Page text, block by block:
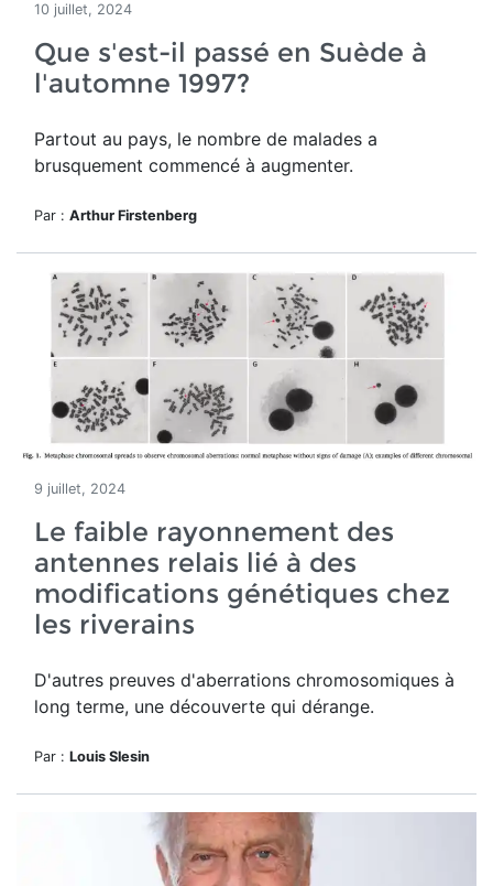
10 juillet, 2024
Que s'est-il passé en Suède à
l'automne 1997?
Partout au pays, le nombre de malades a
brusquement commencé à augmenter.
Par : Arthur Firstenberg
9 juillet, 2024
Le faible rayonnement des
antennes relais lié à des
modifications génétiques chez
les riverains
D'autres preuves d'aberrations chromosomiques à
long terme, une découverte qui dérange.
Par : Louis Slesin